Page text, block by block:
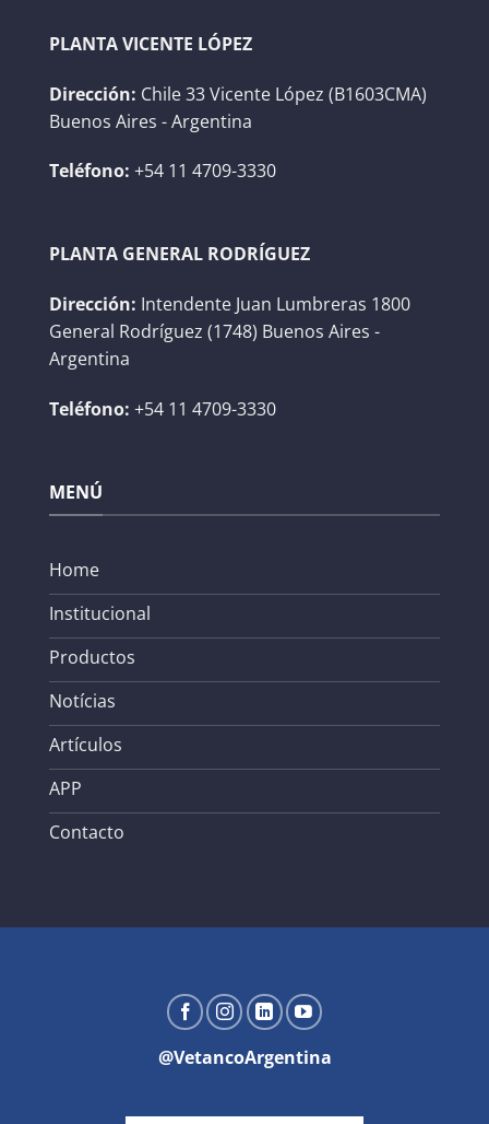
PLANTA VICENTE LÓPEZ
Dirección: Chile 33 Vicente López (B1603CMA)
Buenos Aires - Argentina
Teléfono: +54 11 4709-3330
PLANTA GENERAL RODRÍGUEZ
Dirección: Intendente Juan Lumbreras 1800
General Rodríguez (1748) Buenos Aires -
Argentina
Teléfono: +54 11 4709-3330
MENÚ
Home
Institucional
Productos
Notícias
Artículos
APP
Contacto
@VetancoArgentina